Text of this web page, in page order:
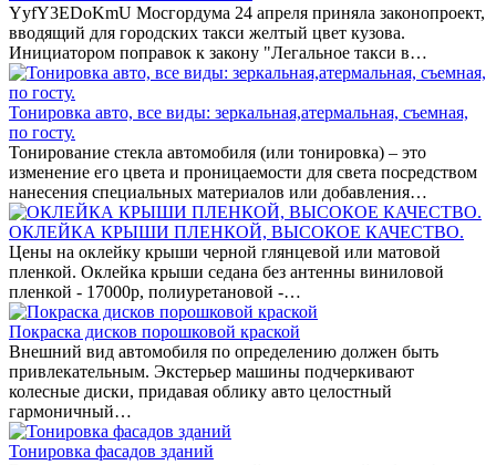
YyfY3EDoKmU Мосгордума 24 апреля приняла законопроект,
вводящий для городских такси желтый цвет кузова.
Инициатором поправок к закону "Легальное такси в…
Тонировка авто, все виды: зеркальная,атермальная, съемная,
по госту.
Тонирование стекла автомобиля (или тонировка) – это
изменение его цвета и проницаемости для света посредством
нанесения специальных материалов или добавления…
ОКЛЕЙКА КРЫШИ ПЛЕНКОЙ, ВЫСОКОЕ КАЧЕСТВО.
Цены на оклейку крыши черной глянцевой или матовой
пленкой. Оклейка крыши седана без антенны виниловой
пленкой - 17000р, полиуретановой -…
Покраска дисков порошковой краской
Внешний вид автомобиля по определению должен быть
привлекательным. Экстерьер машины подчеркивают
колесные диски, придавая облику авто целостный
гармоничный…
Тонировка фасадов зданий